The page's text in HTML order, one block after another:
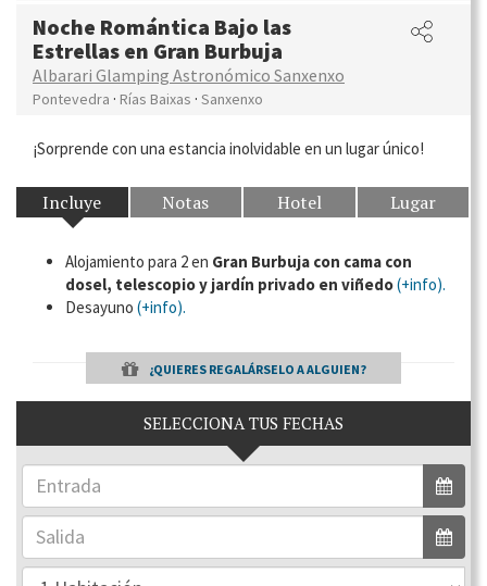
Noche Romántica Bajo las
Estrellas en Gran Burbuja
Albarari Glamping Astronómico Sanxenxo
Pontevedra · Rías Baixas · Sanxenxo
¡Sorprende con una estancia inolvidable en un lugar único!
Incluye Notas Hotel Lugar
Alojamiento para 2 en Gran Burbuja con cama con
dosel, telescopio y jardín privado en viñedo(+info).
Desayuno (+info).
¿QUIERES REGALÁRSELO A ALGUIEN?
SELECCIONA TUS FECHAS